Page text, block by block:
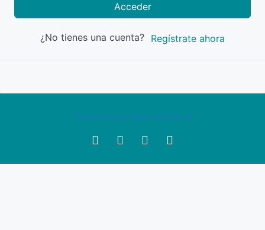
Acceder
¿No tienes una cuenta? Regístrate ahora
Diseñado por Agencia Exacta